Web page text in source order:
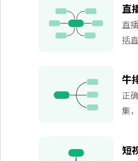
直
直
括
牛
正
集
短